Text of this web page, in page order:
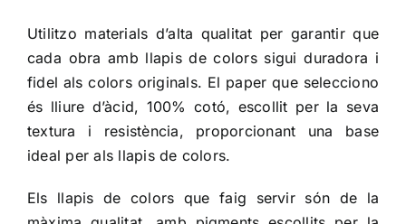
Utilitzo materials d’alta qualitat per garantir que
cada obra amb llapis de colors sigui duradora i
fidel als colors originals. El paper que selecciono
és lliure d’àcid, 100% cotó, escollit per la seva
textura i resistència, proporcionant una base
ideal per als llapis de colors.
Els llapis de colors que faig servir són de la